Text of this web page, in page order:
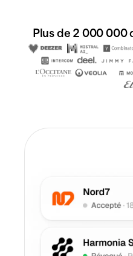
Plus de 2 000 000